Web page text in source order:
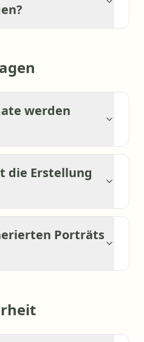
werden
die Erstellung
Porträts